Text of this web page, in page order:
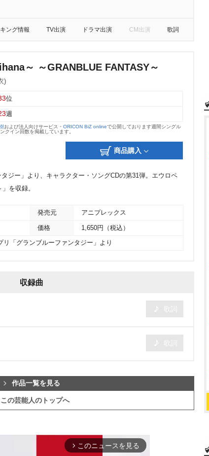
ング情報 TV出演 ドラマ出演 CM出演 歌詞
～ ～GRANBLUE FANTASY～
)
位
週
および法人向けサービス・ ORICON BiZ onlineで公開しております週間シングル
クイン回数を掲載しています。
商品購入
ジー」より、キャラクター・ソングCDの第31弾。エウロペ
を収録。
発売元 アニプレックス
価格 1,650円（税込）
リ「グランブルーファンタジー」より
収録曲
作品一覧を見る
この芸能人のトップへ
arrow_forward_ios このニュースを見る